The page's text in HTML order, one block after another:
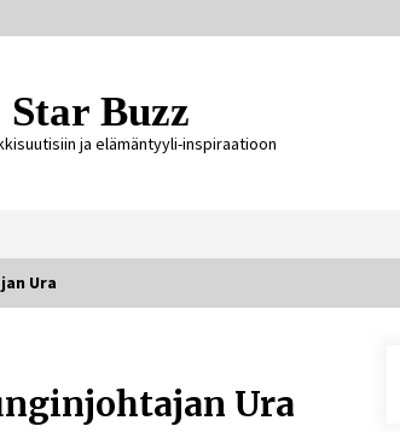
Star Buzz
ja elämäntyyli-inspiraatioon
tiedetään?
4 päivää sitten
Ura
Ura